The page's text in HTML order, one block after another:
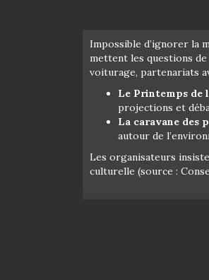
Impossible d’ignorer la
mettent les questions
voiturage, partenariats
Le Printemps de
projections et
La caravane des
autour de
Les organisateurs
culturelle (source :